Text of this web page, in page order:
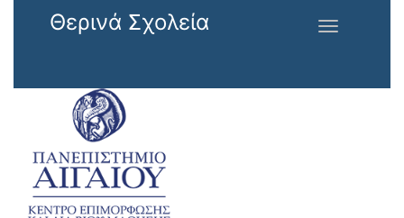
Παράκαμψη προς το κυρίως περιεχόμενο
Θερινά Σχολεία
Toggle